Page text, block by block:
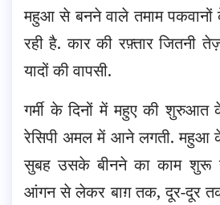
महुआ से बनने वाले तमाम पकवानों
रही है. कार की रफ़्तार जितनी
यादों की वापसी.
गर्मी के दिनों में महुए की
रेसिपी अमल में आने लगती.
सुबह उसके बीनने का काम शुरू
आंगन से लेकर बाग़ तक, दूर-दूर तक